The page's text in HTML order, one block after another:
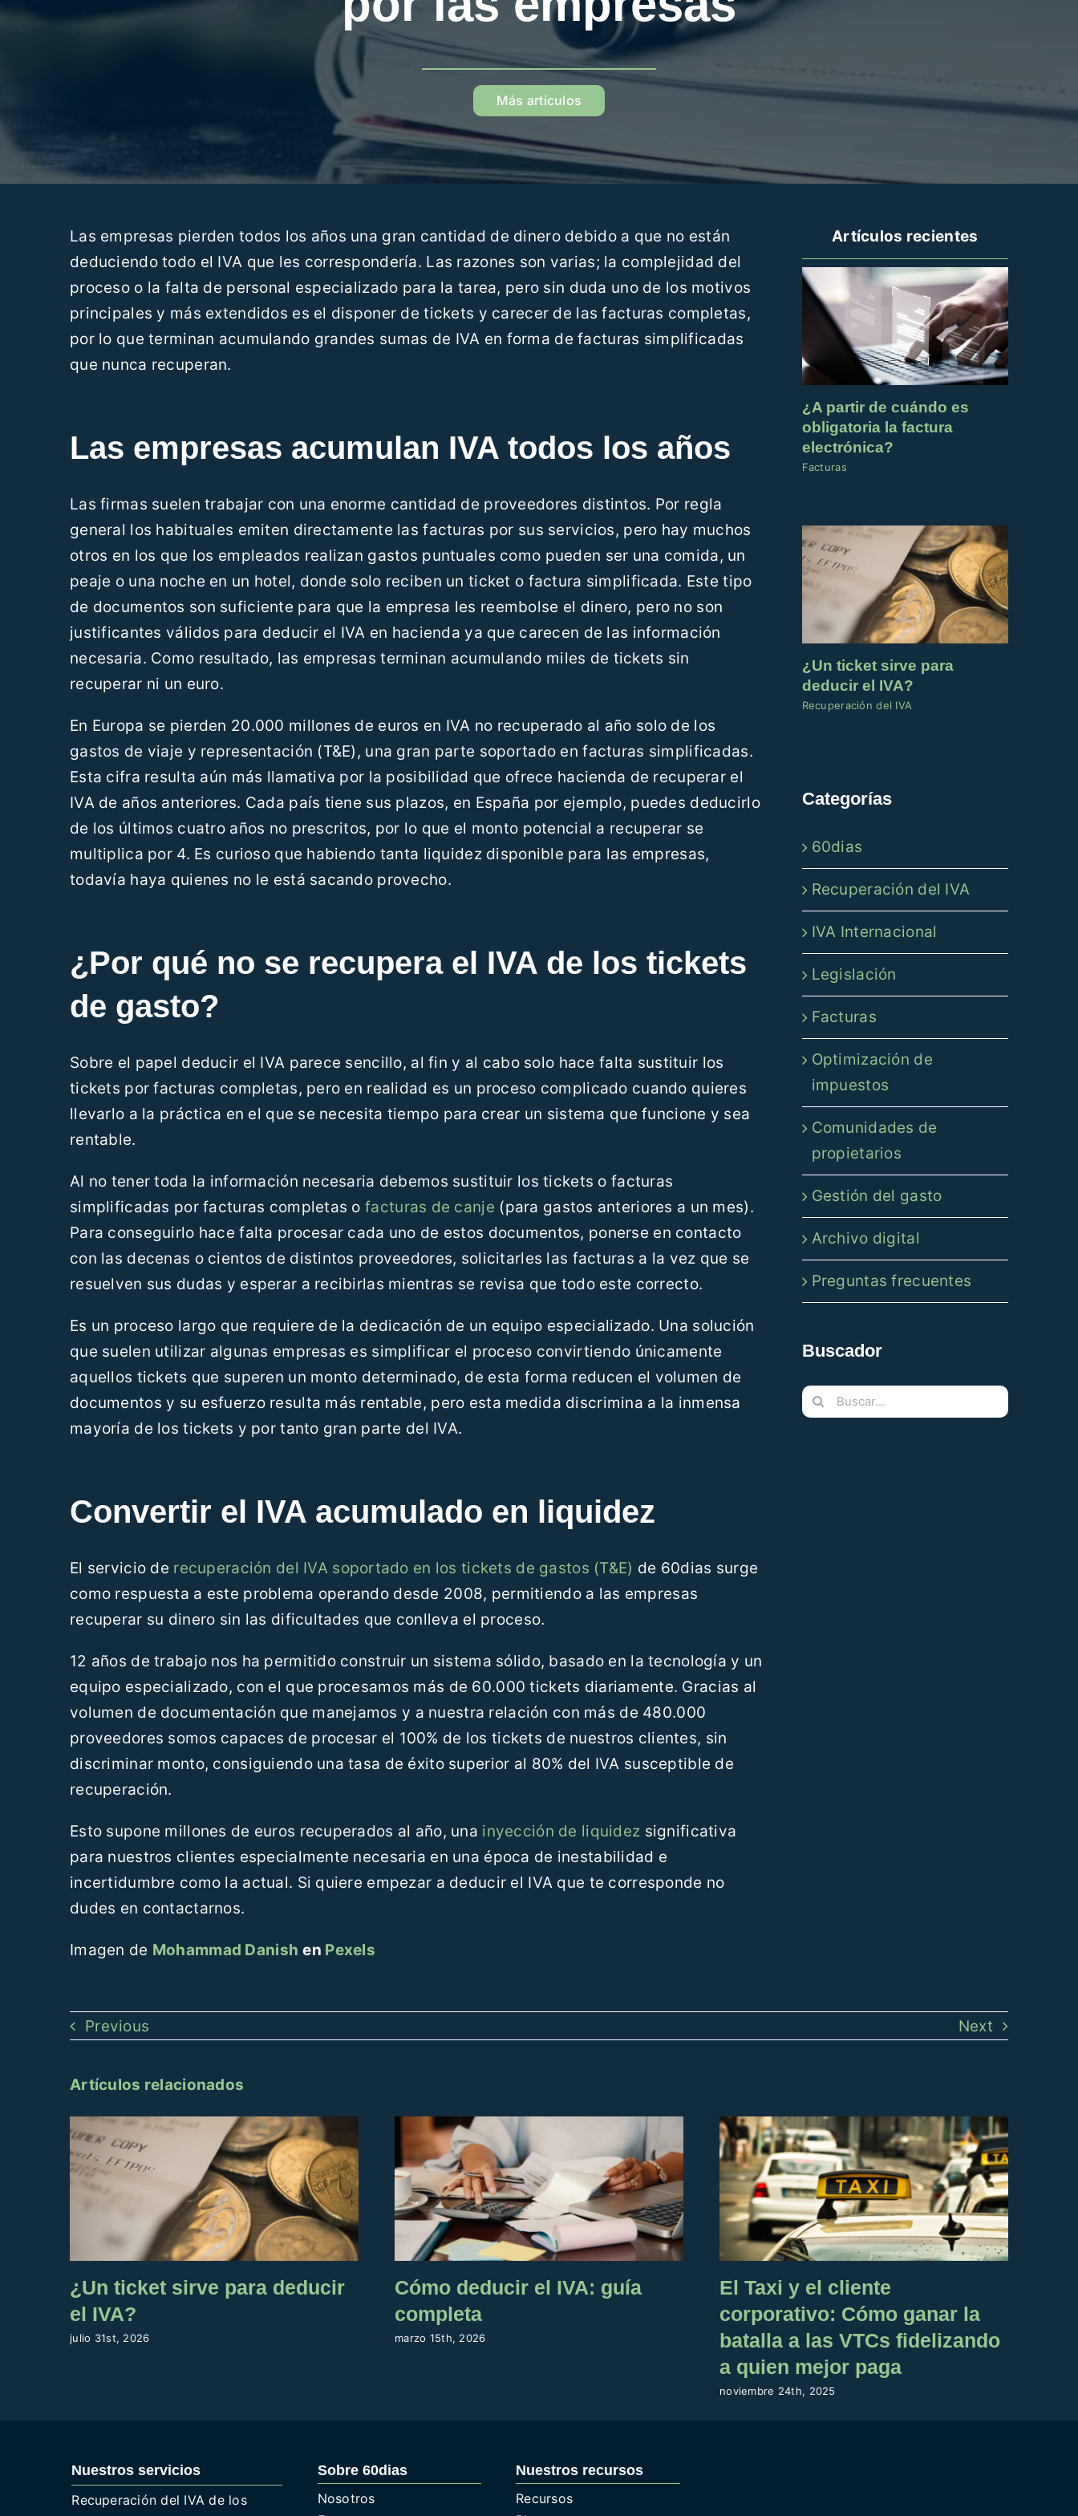
Más artículos
Las empresas pierden todos los años una gran cantidad de dinero debido a que no están
deduciendo todo el IVA que les correspondería. Las razones son varias; la complejidad del
proceso o la falta de personal especializado para la tarea, pero sin duda uno de los motivos
principales y más extendidos es el disponer de tickets y carecer de las facturas completas,
por lo que terminan acumulando grandes sumas de IVA en forma de facturas simplificadas
que nunca recuperan.
Las empresas acumulan IVA todos los años
Las firmas suelen trabajar con una enorme cantidad de proveedores distintos. Por regla
general los habituales emiten directamente las facturas por sus servicios, pero hay muchos
otros en los que los empleados realizan gastos puntuales como pueden ser una comida, un
peaje o una noche en un hotel, donde solo reciben un ticket o factura simplificada. Este tipo
de documentos son suficiente para que la empresa les reembolse el dinero, pero no son
justificantes válidos para deducir el IVA en hacienda ya que carecen de las información
necesaria. Como resultado, las empresas terminan acumulando miles de tickets sin
recuperar ni un euro.
En Europa se pierden 20.000 millones de euros en IVA no recuperado al año solo de los
gastos de viaje y representación (T&E), una gran parte soportado en facturas simplificadas.
Esta cifra resulta aún más llamativa por la posibilidad que ofrece hacienda de recuperar el
IVA de años anteriores. Cada país tiene sus plazos, en España por ejemplo, puedes deducirlo
de los últimos cuatro años no prescritos, por lo que el monto potencial a recuperar se
multiplica por 4. Es curioso que habiendo tanta liquidez disponible para las empresas,
todavía haya quienes no le está sacando provecho.
¿Por qué no se recupera el IVA de los tickets
de gasto?
Sobre el papel deducir el IVA parece sencillo, al fin y al cabo solo hace falta sustituir los
tickets por facturas completas, pero en realidad es un proceso complicado cuando quieres
llevarlo a la práctica en el que se necesita tiempo para crear un sistema que funcione y sea
rentable.
Al no tener toda la información necesaria debemos sustituir los tickets o facturas
simplificadas por facturas completas ofacturas de canje (para gastos anteriores a un mes).
Para conseguirlo hace falta procesar cada uno de estos documentos, ponerse en contacto
con las decenas o cientos de distintos proveedores, solicitarles las facturas a la vez que se
resuelven sus dudas y esperar a recibirlas mientras se revisa que todo este correcto.
Es un proceso largo que requiere de la dedicación de un equipo especializado. Una solución
que suelen utilizar algunas empresas es simplificar el proceso convirtiendo únicamente
aquellos tickets que superen un monto determinado, de esta forma reducen el volumen de
documentos y su esfuerzo resulta más rentable, pero esta medida discrimina a la inmensa
mayoría de los tickets y por tanto gran parte del IVA.
Convertir el IVA acumulado en liquidez
El servicio de recuperación del IVA soportado en los tickets de gastos (T&E) de 60dias surge
como respuesta a este problema operando desde 2008, permitiendo a las empresas
recuperar su dinero sin las dificultades que conlleva el proceso.
12 años de trabajo nos ha permitido construir un sistema sólido, basado en la tecnología y un
equipo especializado, con el que procesamos más de 60.000 tickets diariamente. Gracias al
volumen de documentación que manejamos y a nuestra relación con más de 480.000
proveedores somos capaces de procesar el 100% de los tickets de nuestros clientes, sin
discriminar monto, consiguiendo una tasa de éxito superior al 80% del IVA susceptible de
recuperación.
Esto supone millones de euros recuperados al año, una inyección de liquidez significativa
para nuestros clientes especialmente necesaria en una época de inestabilidad e
incertidumbre como la actual. Si quiere empezar a deducir el IVA que te corresponde no
dudes en contactarnos.
Imagen de Mohammad Danish en Pexels
Artículos recientes
¿A partir de cuándo es
obligatoria la factura
electrónica?
Facturas
¿Un ticket sirve para
deducir el IVA?
Recuperación del IVA
Categorías
60dias
Recuperación del IVA
IVA Internacional
Legislación
Facturas
Optimización de
impuestos
Comunidades de
propietarios
Gestión del gasto
Archivo digital
Preguntas frecuentes
Buscador
Buscar:
Previous Next
Artículos relacionados
¿Un ticket sirve para deducir
el IVA?
julio 31st, 2026
Cómo deducir el IVA: guía
completa
marzo 15th, 2026
El Taxi y el cliente
corporativo: Cómo ganar la
batalla a las VTCs fidelizando
a quien mejor paga
noviembre 24th, 2025
Nuestros servicios
Recuperación del IVA de los
Sobre 60dias
Nosotros
Nuestros recursos
Recursos